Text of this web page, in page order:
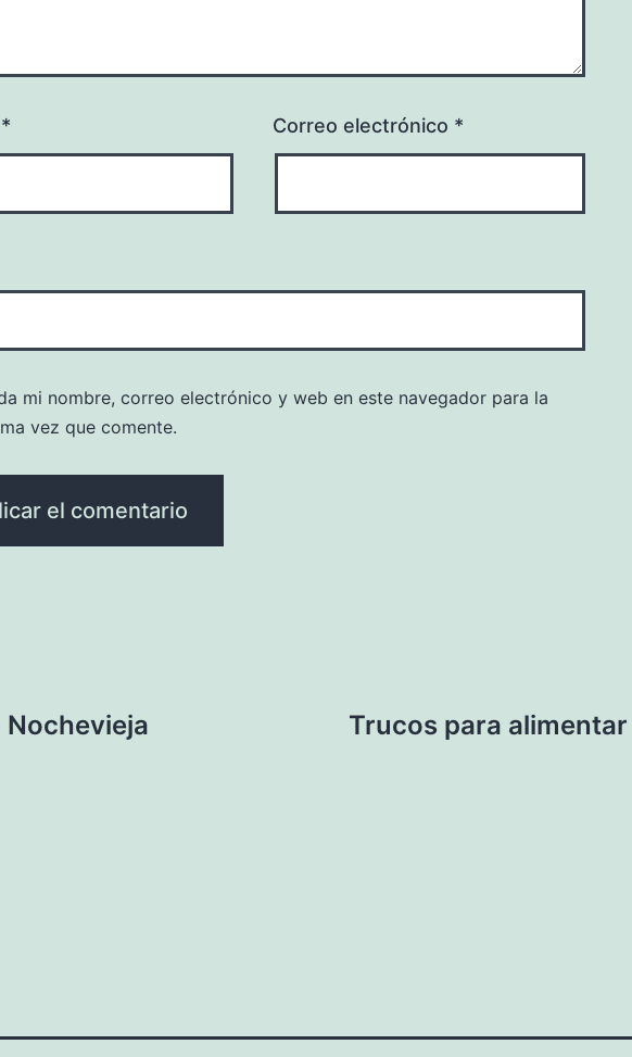
* Correo electrónico *
mi nombre, correo electrónico y web en este navegador para la
vez que comente.
Nochevieja
Trucos para